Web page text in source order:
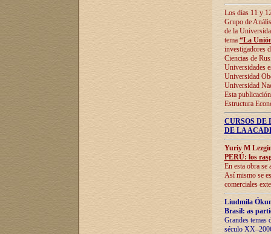
Los días 11 y
Grupo de
de la
tema “La
investigadores
Ciencias de
Universidades
Universidad
Universidad
Esta
Estructura
CURSOS
DE LA
Yuriy M
PERÚ: los
En esta obra se
Así mismo se
comerciales
Liudmila
Brasil: as
Grandes temas
século